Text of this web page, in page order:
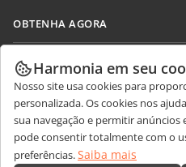
OBTENHA AGORA
Docs
DocSpace
Workspace
Conectores
Aplicativos para desktop
COLABORAR
Para colaboradores
Para tradutores
Para influenciadores
RECEBA NOTÍCIAS
Blog
OBTER AJUDA
Harmonia em seu
Nosso site usa cookies para
personalizada. Os cookies nos
sua navegação e permitir anúncios
pode consentir totalmente com o
preferências.Saiba mais